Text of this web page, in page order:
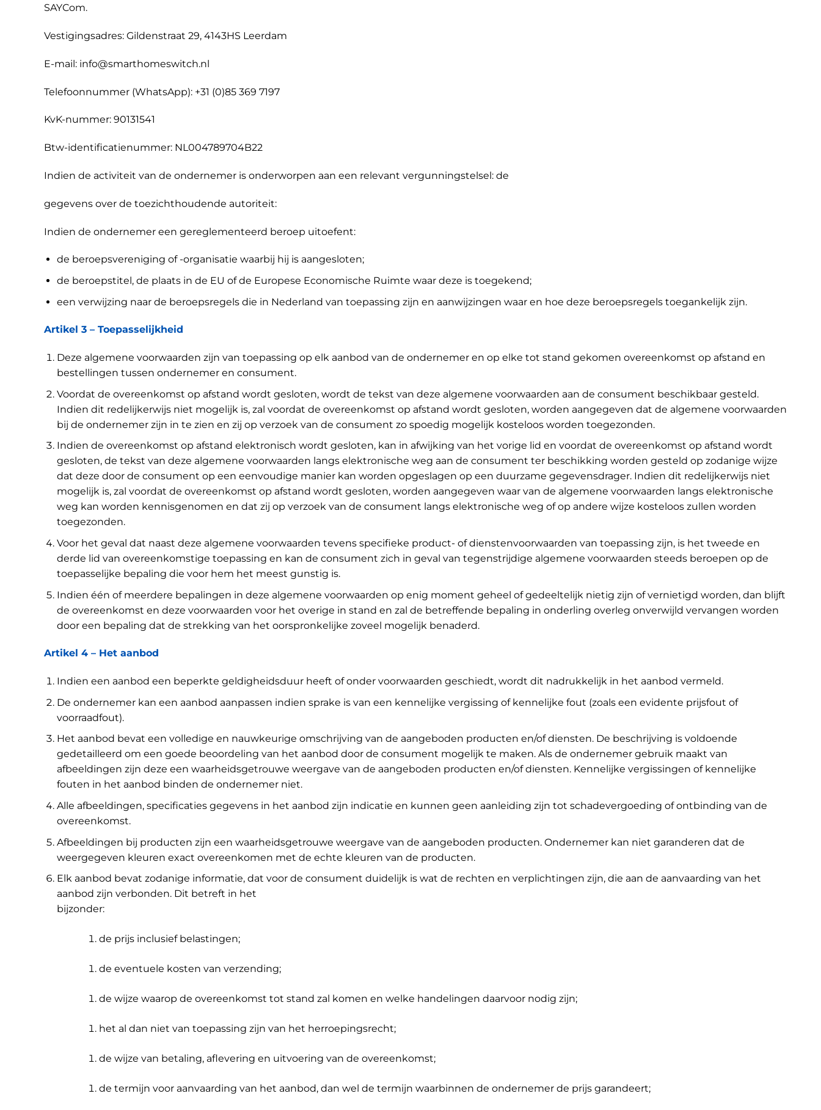
SAYCom.
Vestigingsadres: Gildenstraat 29, 4143HS Leerdam
E-mail: info@smarthomeswitch.nl
Telefoonnummer (WhatsApp): +31 (0)85 369 7197
KvK-nummer: 90131541
Btw-identificatienummer: NL004789704B22
Indien de activiteit van de ondernemer is onderworpen aan een relevant vergunningstelsel: de
gegevens over de toezichthoudende autoriteit:
Indien de ondernemer een gereglementeerd beroep uitoefent:
de beroepsvereniging of -organisatie waarbij hij is aangesloten;
de beroepstitel, de plaats in de EU of de Europese Economische Ruimte waar deze is toegekend;
een verwijzing naar de beroepsregels die in Nederland van toepassing zijn en aanwijzingen waar en hoe deze beroepsregels toegankelijk zijn.
Artikel 3 – Toepasselijkheid
Deze algemene voorwaarden zijn van toepassing op elk aanbod van de ondernemer en op elke tot stand gekomen overeenkomst op afstand en
bestellingen tussen ondernemer en consument.
Voordat de overeenkomst op afstand wordt gesloten, wordt de tekst van deze algemene voorwaarden aan de consument beschikbaar gesteld.
Indien dit redelijkerwijs niet mogelijk is, zal voordat de overeenkomst op afstand wordt gesloten, worden aangegeven dat de algemene voorwaarden
bij de ondernemer zijn in te zien en zij op verzoek van de consument zo spoedig mogelijk kosteloos worden toegezonden.
Indien de overeenkomst op afstand elektronisch wordt gesloten, kan in afwijking van het vorige lid en voordat de overeenkomst op afstand wordt
gesloten, de tekst van deze algemene voorwaarden langs elektronische weg aan de consument ter beschikking worden gesteld op zodanige wijze
dat deze door de consument op een eenvoudige manier kan worden opgeslagen op een duurzame gegevensdrager. Indien dit redelijkerwijs niet
mogelijk is, zal voordat de overeenkomst op afstand wordt gesloten, worden aangegeven waar van de algemene voorwaarden langs elektronische
weg kan worden kennisgenomen en dat zij op verzoek van de consument langs elektronische weg of op andere wijze kosteloos zullen worden
toegezonden.
Voor het geval dat naast deze algemene voorwaarden tevens specifieke product- of dienstenvoorwaarden van toepassing zijn, is het tweede en
derde lid van overeenkomstige toepassing en kan de consument zich in geval van tegenstrijdige algemene voorwaarden steeds beroepen op de
toepasselijke bepaling die voor hem het meest gunstig is.
Indien één of meerdere bepalingen in deze algemene voorwaarden op enig moment geheel of gedeeltelijk nietig zijn of vernietigd worden, dan blijft
de overeenkomst en deze voorwaarden voor het overige in stand en zal de betreffende bepaling in onderling overleg onverwijld vervangen worden
door een bepaling dat de strekking van het oorspronkelijke zoveel mogelijk benaderd.
Artikel 4 – Het aanbod
Indien een aanbod een beperkte geldigheidsduur heeft of onder voorwaarden geschiedt, wordt dit nadrukkelijk in het aanbod vermeld.
De ondernemer kan een aanbod aanpassen indien sprake is van een kennelijke vergissing of kennelijke fout (zoals een evidente prijsfout of
voorraadfout).
Het aanbod bevat een volledige en nauwkeurige omschrijving van de aangeboden producten en/of diensten. De beschrijving is voldoende
gedetailleerd om een goede beoordeling van het aanbod door de consument mogelijk te maken. Als de ondernemer gebruik maakt van
afbeeldingen zijn deze een waarheidsgetrouwe weergave van de aangeboden producten en/of diensten. Kennelijke vergissingen of kennelijke
fouten in het aanbod binden de ondernemer niet.
Alle afbeeldingen, specificaties gegevens in het aanbod zijn indicatie en kunnen geen aanleiding zijn tot schadevergoeding of ontbinding van de
overeenkomst.
Afbeeldingen bij producten zijn een waarheidsgetrouwe weergave van de aangeboden producten. Ondernemer kan niet garanderen dat de
weergegeven kleuren exact overeenkomen met de echte kleuren van de producten.
Elk aanbod bevat zodanige informatie, dat voor de consument duidelijk is wat de rechten en verplichtingen zijn, die aan de aanvaarding van het
aanbod zijn verbonden. Dit betreft in het
bijzonder:
de prijs inclusief belastingen;
de eventuele kosten van verzending;
de wijze waarop de overeenkomst tot stand zal komen en welke handelingen daarvoor nodig zijn;
het al dan niet van toepassing zijn van het herroepingsrecht;
de wijze van betaling, aflevering en uitvoering van de overeenkomst;
de termijn voor aanvaarding van het aanbod, dan wel de termijn waarbinnen de ondernemer de prijs garandeert;